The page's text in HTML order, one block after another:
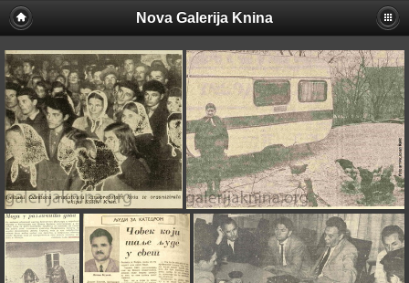
Nova Galerija Knina